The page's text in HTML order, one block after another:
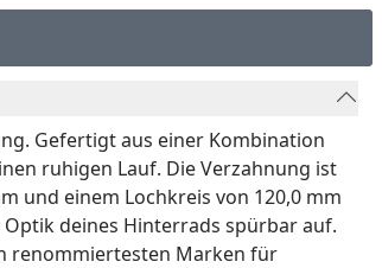
Gefertigt aus einer Kombination
ruhigen Lauf. Die Verzahnung ist
und einem Lochkreis von 120,0 mm
deines Hinterrads spürbar auf.
renommiertesten Marken für